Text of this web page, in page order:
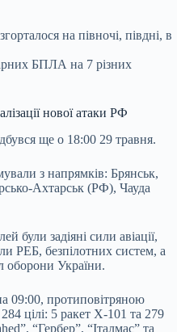
на півночі, півдні, в
БПЛА на 7 різних
нової атаки РФ
ще о 18:00 29 травня.
з напрямків: Брянськ,
Ахтарськ (РФ), Чауда
були задіяні сили авіації,
РЕБ, безпілотних систем, а
оборони України.
09:00, протиповітряною
цілі: 5 ракет Х-101 та 279
“Гербер”, “Італмас” та